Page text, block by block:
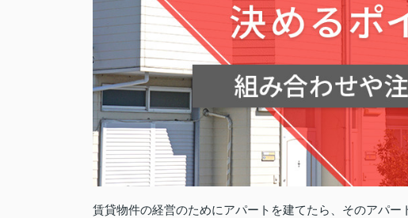
賃貸物件の経営のためにアパートを建てたら、そのアパー